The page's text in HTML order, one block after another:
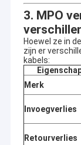
3. MPO
Hoewel ze in
zijn er
kabels:
Merk
Invoegverlies
Retourverlies